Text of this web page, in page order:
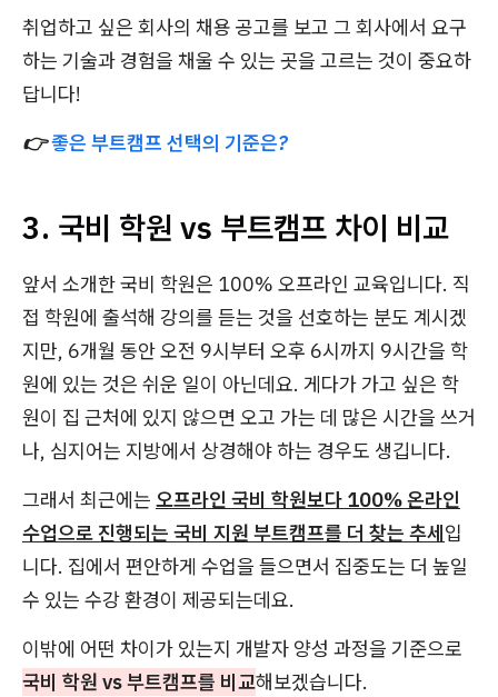
취업하고 싶은 회사의 채용 공고를 보고 그 회사에서 요구
하는 기술과 경험을 채울 수 있는 곳을 고르는 것이 중요하
답니다!
👉좋은 부트캠프 선택의 기준은?
3. 국비 학원 vs 부트캠프 차이 비교
앞서 소개한 국비 학원은 100% 오프라인 교육입니다. 직
접 학원에 출석해 강의를 듣는 것을 선호하는 분도 계시겠
지만, 6개월 동안 오전 9시부터 오후 6시까지 9시간을 학
원에 있는 것은 쉬운 일이 아닌데요. 게다가 가고 싶은 학
원이 집 근처에 있지 않으면 오고 가는 데 많은 시간을 쓰거
나, 심지어는 지방에서 상경해야 하는 경우도 생깁니다.
그래서 최근에는 오프라인 국비 학원보다 100% 온라인
수업으로 진행되는 국비 지원 부트캠프를 더 찾는 추세입
니다. 집에서 편안하게 수업을 들으면서 집중도는 더 높일
수 있는 수강 환경이 제공되는데요.
이밖에 어떤 차이가 있는지 개발자 양성 과정을 기준으로
국비 학원 vs 부트캠프를 비교해보겠습니다.